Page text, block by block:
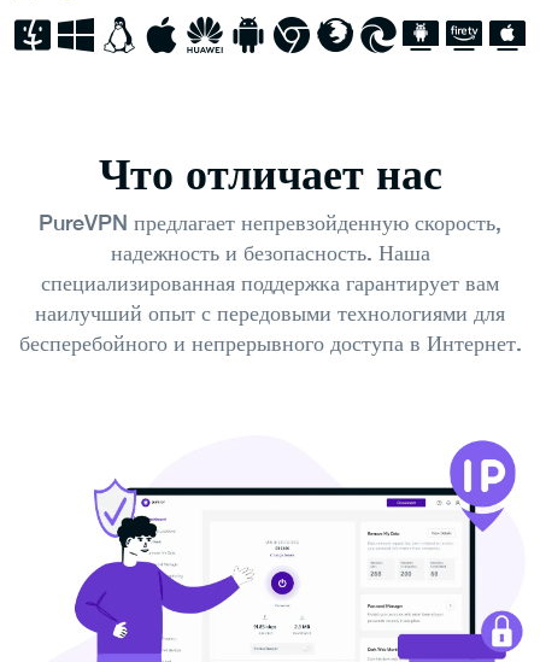
Что отличает нас
PureVPN предлагает непревзойденную скорость,
надежность и безопасность. Наша
специализированная поддержка гарантирует вам
наилучший опыт с передовыми технологиями для
бесперебойного и непрерывного доступа в Интернет.